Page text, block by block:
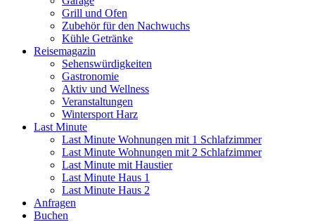
Grill und Ofen
Zubehör für den Nachwuchs
Kühle Getränke
Reisemagazin
Sehenswürdigkeiten
Gastronomie
Aktiv und Wellness
Veranstaltungen
Wintersport Harz
Last Minute
Last Minute Wohnungen mit 1 Schlafzimmer
Last Minute Wohnungen mit 2 Schlafzimmer
Last Minute mit Haustier
Last Minute Haus 1
Last Minute Haus 2
Anfragen
Buchen